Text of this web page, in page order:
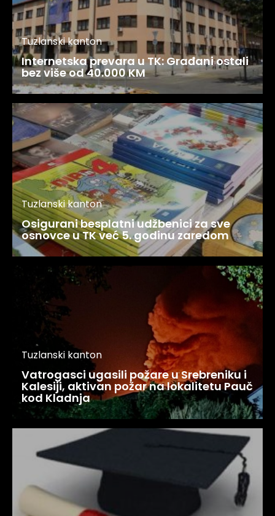
Tuzlanski kanton
Internetska prevara u TK: Građani ostali
bez više od 40.000 KM
Tuzlanski kanton
Osigurani besplatni udžbenici za sve
osnovce u TK već 5. godinu zaredom
Tuzlanski kanton
Vatrogasci ugasili požare u Srebreniku i
Kalesiji, aktivan požar na lokalitetu Pauč
kod Kladnja